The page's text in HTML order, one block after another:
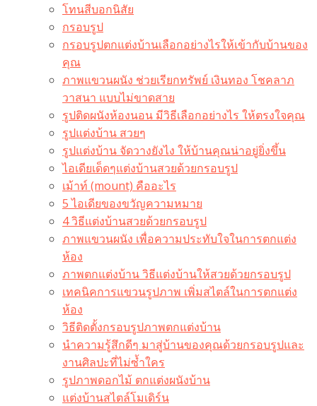
โทนสีบอกนิสัย
กรอบรูป
กรอบรูปตกแต่งบ้านเลือกอย่างไรให้เข้ากับบ้านของ
คุณ
ภาพแขวนผนัง ช่วยเรียกทรัพย์ เงินทอง โชคลาภ
วาสนา แบบไม่ขาดสาย
รูปติดผนังห้องนอน มีวิธีเลือกอย่างไร ให้ตรงใจคุณ
รูปแต่งบ้าน สวยๆ
รูปแต่งบ้าน จัดวางยังไง ให้บ้านคุณน่าอยู่ยิ่งขึ้น
ไอเดียเด็ดๆแต่งบ้านสวยด้วยกรอบรูป
เม้าท์ (mount) คืออะไร​
5 ไอเดียของขวัญความหมาย
4 วิธีแต่งบ้านสวยด้วยกรอบรูป
ภาพแขวนผนัง เพื่อความประทับใจในการตกแต่ง
ห้อง
ภาพตกแต่งบ้าน วิธีแต่งบ้านให้สวยด้วยกรอบรูป
เทคนิคการแขวนรูปภาพ เพิ่มสไตล์ในการตกแต่ง
ห้อง
วิธีติดตั้งกรอบรูปภาพตกแต่งบ้าน
นำความรู้สึกดีๆ มาสู่บ้านของคุณด้วยกรอบรูปและ
งานศิลปะที่ไม่ซ้ำใคร
รูปภาพดอกไม้ ตกแต่งผนังบ้าน
แต่งบ้านสไตล์โมเดิร์น